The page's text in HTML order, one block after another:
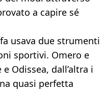
a capire sé
usava due strumenti
sportivi. Omero e
Odissea, dall’altra i
quasi perfetta